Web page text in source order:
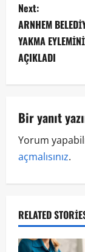
Next:
ARNHEM
YAKMA
AÇIKLADI
Bir yanıt
Yorum
açmalısınız.
RELATED